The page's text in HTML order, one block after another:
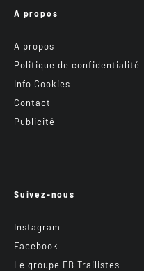
A propos
A propos
Politique de confidentialité
Info Cookies
Contact
Publicité
Suivez-nous
Instagram
Facebook
Le groupe FB Trailistes